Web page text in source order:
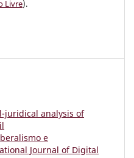
Livre).
juridical analysis of
e
Journal of Digital